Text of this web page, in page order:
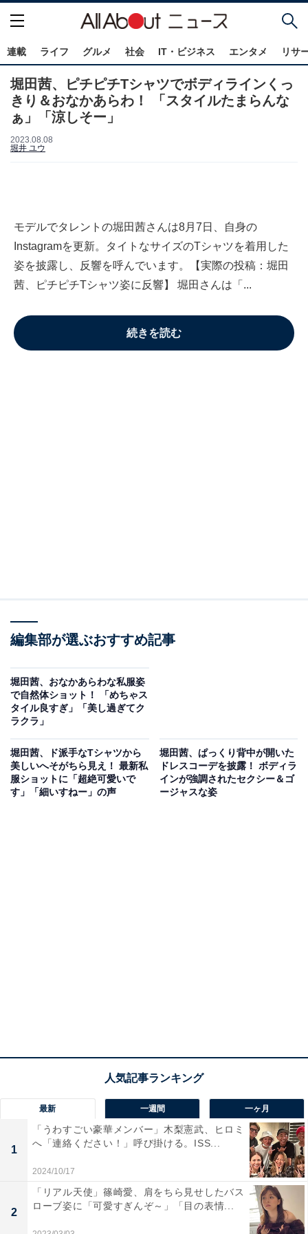
連載 ライフ グルメ 社会 IT・ビジネス エンタメ リサ
堀田茜、ピチピチTシャツでボディラインくっ
きり＆おなかあらわ！ 「スタイルたまらんな
ぁ」「涼しそー」
2023.08.08
堀井 ユウ
モデルでタレントの堀田茜さんは8月7日、自身の
Instagramを更新。タイトなサイズのTシャツを着用した
姿を披露し、反響を呼んでいます。【実際の投稿：堀田
茜、ピチピチTシャツ姿に反響】 堀田さんは「...
続きを読む
編集部が選ぶおすすめ記事
堀田茜、おなかあらわな私服姿
で自然体ショット！ 「めちゃス
タイル良すぎ」「美し過ぎてク
ラクラ」
堀田茜、ド派手なTシャツから
美しいへそがちら見え！ 最新私
服ショットに「超絶可愛いで
す」「細いすねー」の声
堀田茜、ぱっくり背中が開いた
ドレスコーデを披露！ ボディラ
インが強調されたセクシー＆ゴ
ージャスな姿
最新 一週間 一ヶ月
1
「うわすごい豪華メンバー」木梨憲武、ヒロミ
へ「連絡ください！」呼び掛ける。ISS...
2024/10/17
2
「リアル天使」篠崎愛、肩をちら見せしたバス
ローブ姿に「可愛すぎんぞ～」「目の表情...